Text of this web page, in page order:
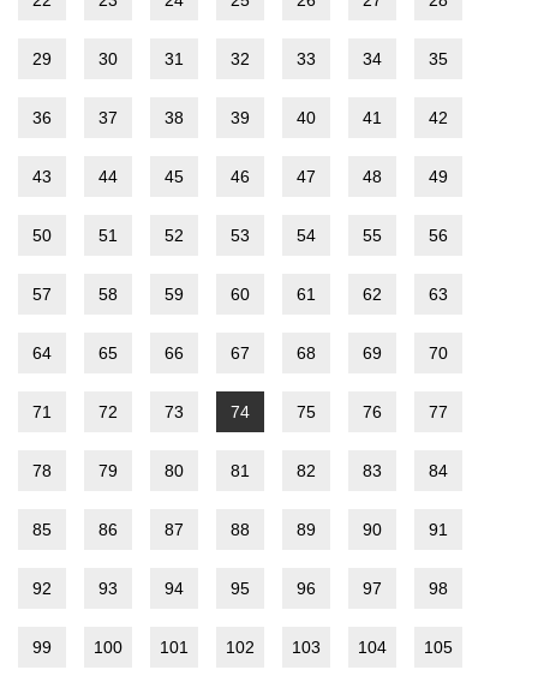
29 30 31 32 33 34 35
36 37 38 39 40 41 42
43 44 45 46 47 48 49
50 51 52 53 54 55 56
57 58 59 60 61 62 63
64 65 66 67 68 69 70
71 72 73 74 75 76 77
78 79 80 81 82 83 84
85 86 87 88 89 90 91
92 93 94 95 96 97 98
99 100 101 102 103 104 105